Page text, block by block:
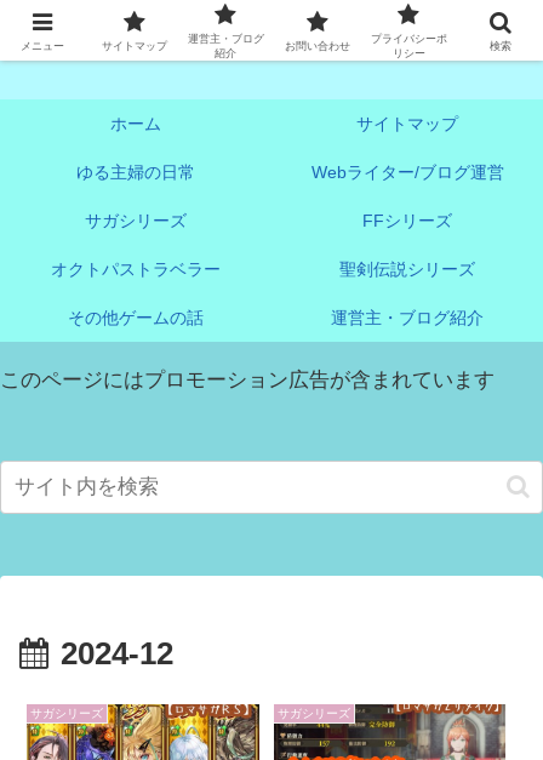
アオヤンログ《ゲームブログ中心》
ホーム サイトマップ
ゆる主婦の日常 Webライター/ブログ運営
サガシリーズ FFシリーズ
オクトパストラベラー 聖剣伝説シリーズ
その他ゲームの話 運営主・ブログ紹介
このページにはプロモーション広告が含まれています
2024-12
サガシリーズ サガシリーズ
メニュー サイトマップ
運営主・ブログ
紹介
お問い合わせ
プライバシーポ
リシー
検索